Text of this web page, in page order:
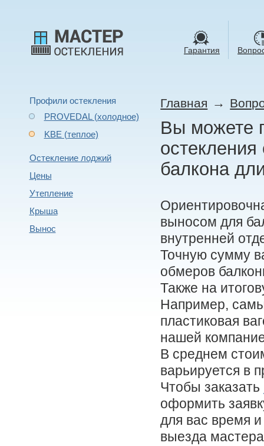
Гарантия
Профили остекления
PROVEDAL (холодное)
KBE (теплое)
Остекление лоджий
Цены
Утепление
Крыша
Вынос
Главная →
Вы можете
балкона
выносом для
внутренней
Точную сумму
обмеров
Также на
Например,
пластиковая
нашей
В среднем
варьируется в
Чтобы заказать
оформить
для вас время
выезда